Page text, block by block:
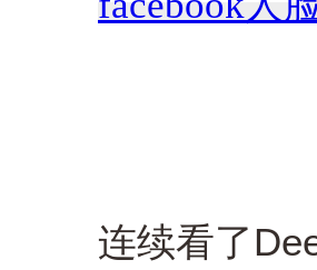
连续看了